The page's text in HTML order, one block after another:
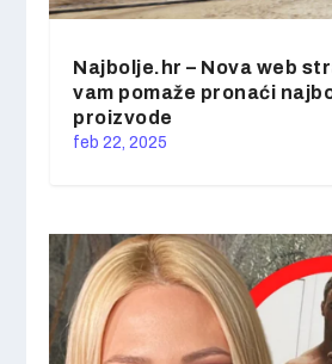
Najbolje.hr – Nova web
vam pomaže pronaći
proizvode
feb 22, 2025